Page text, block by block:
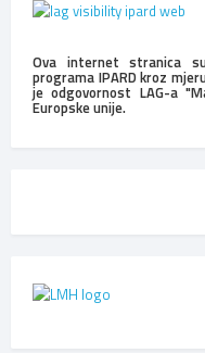
Ova internet stranica
programa IPARD kroz
je odgovornost LAG-a
Europske unije.